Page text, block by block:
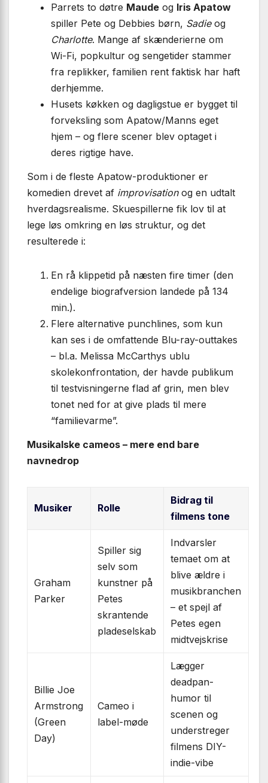
Parrets to døtre Maude og Iris Apatow
spiller Pete og Debbies børn, Sadieog
Charlotte. Mange af skænderierne om
Wi-Fi, popkultur og sengetider stammer
fra replikker, familien rent faktisk har haft
derhjemme.
Husets køkken og dagligstue er bygget til
forveksling som Apatow/Manns eget
hjem – og flere scener blev optaget i
deres rigtige have.
Som i de fleste Apatow-produktioner er
komedien drevet af improvisationog en udtalt
hverdagsrealisme. Skuespillerne fik lov til at
lege løs omkring en løs struktur, og det
resulterede i:
En rå klippetid på næsten fire timer (den
endelige biografversion landede på 134
min.).
Flere alternative punchlines, som kun
kan ses i de omfattende Blu-ray-outtakes
– bl.a. Melissa McCarthys ublu
skolekonfrontation, der havde publikum
til testvisningerne flad af grin, men blev
tonet ned for at give plads til mere
“familievarme”.
Musikalske cameos – mere end bare
navnedrop
Musiker Rolle
Bidrag til
filmens tone
Graham
Parker
Spiller sig
selv som
kunstner på
Petes
skrantende
pladeselskab
Indvarsler
temaet om at
blive ældre i
musikbranchen
– et spejl af
Petes egen
midtvejskrise
Billie Joe
Armstrong
(Green
Day)
Cameo i
label-møde
Lægger
deadpan-
humor til
scenen og
understreger
filmens DIY-
indie-vibe